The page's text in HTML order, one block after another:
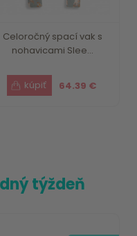
Celoročný spací vak s
nohavicami Slee...
64.39 €
týždeň